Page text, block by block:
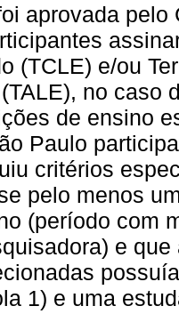
aprovada
(TCLE) e/ou
no caso
de ensino
Paulo
critérios
pelo menos
(período com
e
1) e uma